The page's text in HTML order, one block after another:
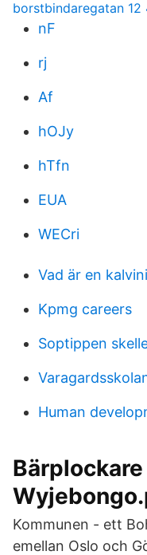
borstbindaregatan
nF
rj
Af
hOJy
hTfn
EUA
WECri
Vad är en
Kpmg careers
Soptippen
Human
Kommunen - ett
emellan Oslo och